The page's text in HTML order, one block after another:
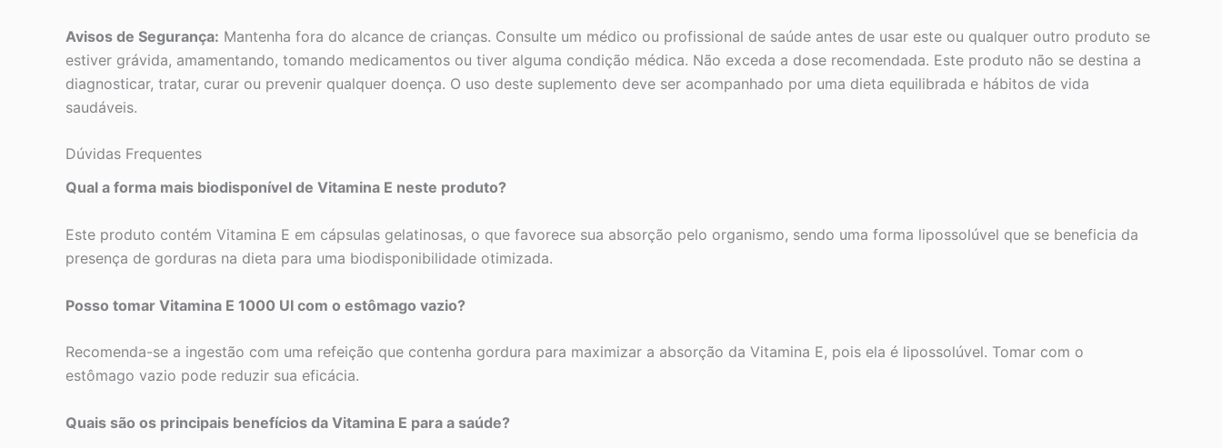
Avisos de Segurança: Mantenha fora do alcance de crianças. Consulte um médico ou profissional de saúde antes de usar este ou qualquer outro produto se
estiver grávida, amamentando, tomando medicamentos ou tiver alguma condição médica. Não exceda a dose recomendada. Este produto não se destina a
diagnosticar, tratar, curar ou prevenir qualquer doença. O uso deste suplemento deve ser acompanhado por uma dieta equilibrada e hábitos de vida
saudáveis.
Dúvidas Frequentes
Qual a forma mais biodisponível de Vitamina E neste produto?
Este produto contém Vitamina E em cápsulas gelatinosas, o que favorece sua absorção pelo organismo, sendo uma forma lipossolúvel que se beneficia da
presença de gorduras na dieta para uma biodisponibilidade otimizada.
Posso tomar Vitamina E 1000 UI com o estômago vazio?
Recomenda-se a ingestão com uma refeição que contenha gordura para maximizar a absorção da Vitamina E, pois ela é lipossolúvel. Tomar com o
estômago vazio pode reduzir sua eficácia.
Quais são os principais benefícios da Vitamina E para a saúde?